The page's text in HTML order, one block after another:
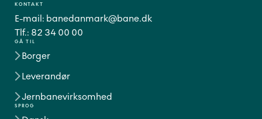
GÅ TIL
Borger
Leverandør
Jernbanevirksomhed
SPROG
KONTAKT
E-mail: banedanmark@bane.dk
Tlf.: 82 34 00 00